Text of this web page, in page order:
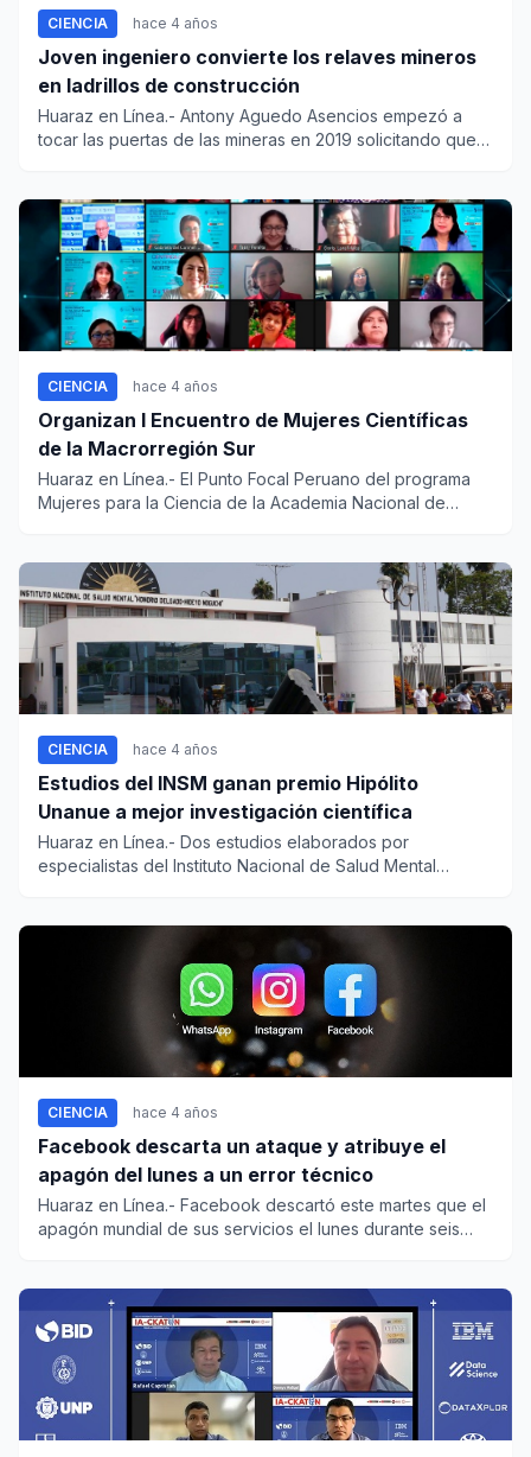
CIENCIA hace 4 años
Joven ingeniero convierte los relaves mineros
en ladrillos de construcción
Huaraz en Línea.- Antony Aguedo Asencios empezó a
tocar las puertas de las mineras en 2019 solicitando que
CIENCIA hace 4 años
Organizan I Encuentro de Mujeres Científicas
de la Macrorregión Sur
Huaraz en Línea.- El Punto Focal Peruano del programa
Mujeres para la Ciencia de la Academia Nacional de
CIENCIA hace 4 años
Estudios del INSM ganan premio Hipólito
Unanue a mejor investigación científica
Huaraz en Línea.- Dos estudios elaborados por
especialistas del Instituto Nacional de Salud Mental
CIENCIA hace 4 años
Facebook descarta un ataque y atribuye el
apagón del lunes a un error técnico
Huaraz en Línea.- Facebook descartó este martes que el
apagón mundial de sus servicios el lunes durante seis